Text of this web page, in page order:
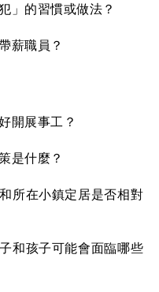
」的習慣或做法？
薪職員？
開展事工？
是什麼？
所在小鎮定居是否相對
和孩子可能會面臨哪些